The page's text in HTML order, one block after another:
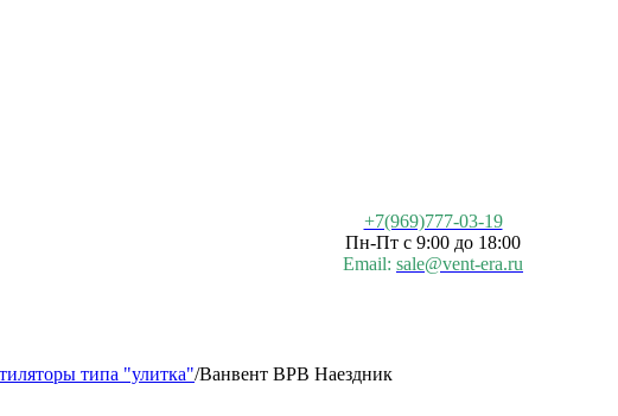
+7(969)777-03-19
Пн-Пт с 9:00 до 18:00
Email: sale@vent-era.ru
типа "улитка"/Ванвент ВРВ Наездник